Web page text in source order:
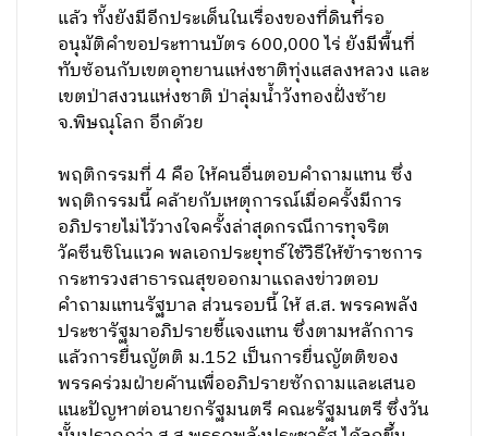
แล้ว ทั้งยังมีอีกประเด็นในเรื่องของที่ดินที่รอ
อนุมัติคำขอประทานบัตร 600,000 ไร่ ยังมีพื้นที่
ทับซ้อนกับเขตอุทยานแห่งชาติทุ่งแสลงหลวง และ
เขตป่าสงวนแห่งชาติ ป่าลุ่มน้ำวังทองฝั่งซ้าย
จ.พิษณุโลก อีกด้วย
พฤติกรรมที่ 4 คือ ให้คนอื่นตอบคำถามแทน ซึ่ง
พฤติกรรมนี้ คล้ายกับเหตุการณ์เมื่อครั้งมีการ
อภิปรายไม่ไว้วางใจครั้งล่าสุดกรณีการทุจริต
วัคซีนซิโนแวค พลเอกประยุทธ์ใช้วิธีให้ข้าราชการ
กระทรวงสาธารณสุขออกมาแถลงข่าวตอบ
คำถามแทนรัฐบาล ส่วนรอบนี้ ให้ ส.ส. พรรคพลัง
ประชารัฐมาอภิปรายชี้แจงแทน ซึ่งตามหลักการ
แล้วการยื่นญัตติ ม.152 เป็นการยื่นญัตติของ
พรรคร่วมฝ่ายค้านเพื่ออภิปรายซักถามและเสนอ
แนะปัญหาต่อนายกรัฐมนตรี คณะรัฐมนตรี ซึ่งวัน